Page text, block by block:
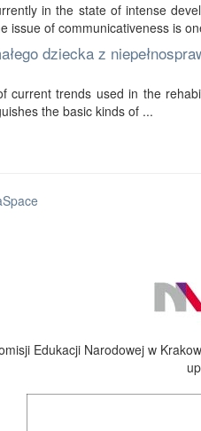
in the state of intense
issue of communicativeness is
dziecka z
current trends used in the
the basic kinds of ...
Edukacji Narodowej w